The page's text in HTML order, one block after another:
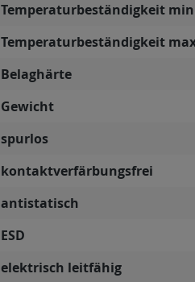
Temperaturbeständigkeit
Temperaturbeständigkeit
Belaghärte
Gewicht
spurlos
kontaktverfärbungsfrei
antistatisch
ESD
elektrisch leitfähig